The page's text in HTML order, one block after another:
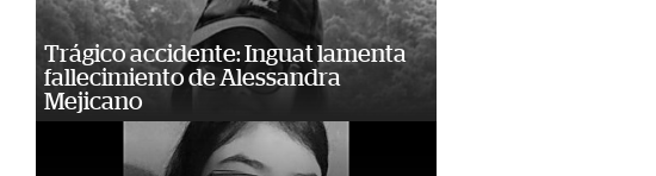
Trágico accidente: Inguat lamenta
fallecimiento de Alessandra
Mejicano